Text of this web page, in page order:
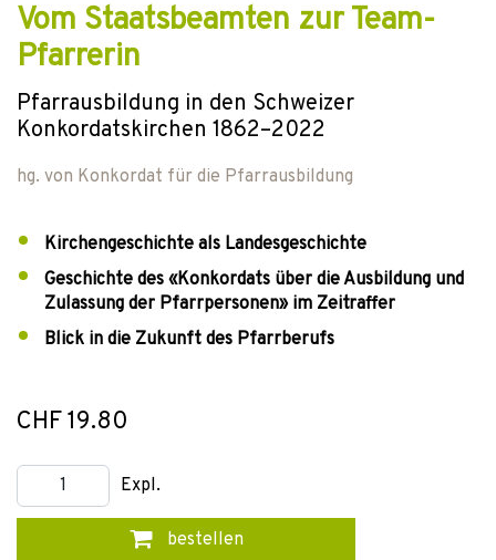
Vom Staatsbeamten zur Team-
Pfarrerin
Pfarrausbildung in den Schweizer
Konkordatskirchen 1862–2022
hg. von Konkordat für die Pfarrausbildung
Kirchengeschichte als Landesgeschichte
Geschichte des «Konkordats über die Ausbildung und
Zulassung der Pfarrpersonen» im Zeitraffer
Blick in die Zukunft des Pfarrberufs
CHF 19.80
Expl.
bestellen